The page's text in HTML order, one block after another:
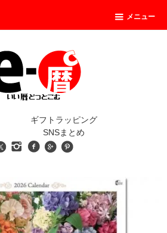
メニュー
ギフトラッピング
SNSまとめ